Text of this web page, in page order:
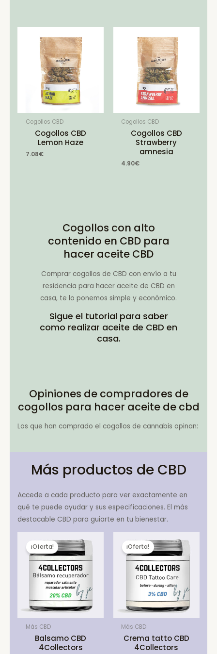
Cogollos CBD
Cogollos CBD
Lemon Haze
7.08€
Cogollos CBD
Cogollos CBD
Strawberry
amnesia
4.90€
Cogollos con alto
contenido en CBD para
hacer aceite CBD
Comprar cogollos de CBD con envío a tu
residencia para hacer aceite de CBD en
casa, te lo ponemos simple y económico.
Sigue el tutorial para saber
como realizar aceite de CBD en
casa.
Opiniones de compradores de
cogollos para hacer aceite de cbd
Los que han comprado el cogollos de cannabis opinan:
Más productos de CBD
Accede a cada producto para ver exactamente en
qué te puede ayudar y sus especificaciones. El más
destacable CBD para guiarte en tu bienestar.
¡Oferta!
Más CBD
Balsamo CBD
4Collectors
¡Oferta!
Más CBD
Crema tatto CBD
4Collectors